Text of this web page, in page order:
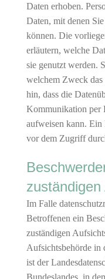
Daten erhoben.
Daten, mit denen
können. Die
erläutern, welche
sie genutzt werden.
welchem Zweck das
hin, dass die
Kommunikation per
aufweisen kann. Ein
vor dem Zugriff
Im Falle
Betroffenen ein
zuständigen
Aufsichtsbehörde in
ist der
Bundeslandes, in